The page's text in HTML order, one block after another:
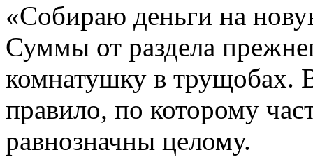
«Собираю деньги на
Суммы от раздела
комнатушку в трущобах.
правило, по которому
равнозначны целому.